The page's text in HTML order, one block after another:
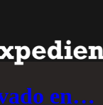
en…